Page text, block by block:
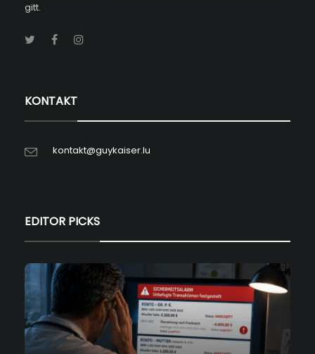
gitt.
KONTAKT
kontakt@guykaiser.lu
EDITOR PICKS